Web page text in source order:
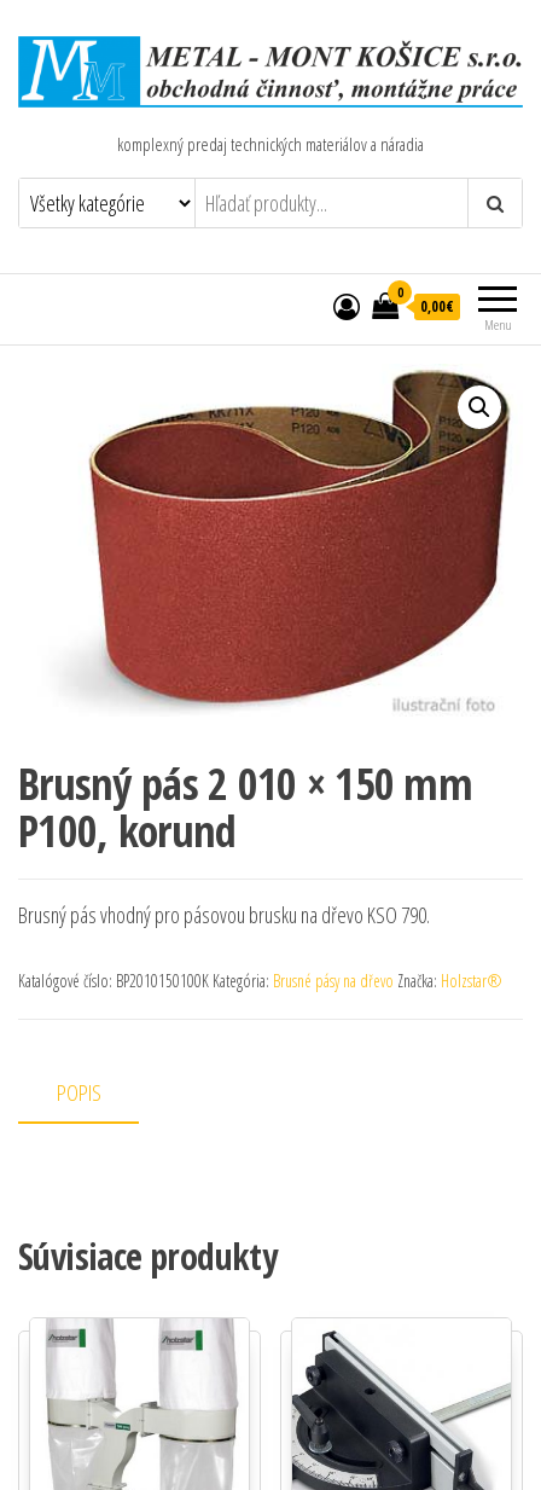
komplexný predaj technických materiálov a náradia
Menu
0
0,00€
Brusný pás 2 010 × 150 mm
P100, korund
Brusný pás vhodný pro pásovou brusku na dřevo KSO 790.
Katalógové číslo: BP2010150100K Kategória: Brusné pásy na dřevo Značka: Holzstar®
POPIS
Súvisiace produkty